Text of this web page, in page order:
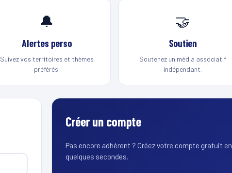
🔔
Alertes perso
Suivez vos territoires et thèmes
préférés.
🤝
Soutien
Soutenez un média associatif
indépendant.
Créer un compte
Pas encore adhérent ? Créez votre compte gratuit en
quelques secondes.